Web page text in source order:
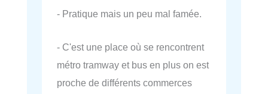
- Pratique mais un peu mal famée.
- C'est une place où se rencontrent
métro tramway et bus en plus on est
proche de différents commerces